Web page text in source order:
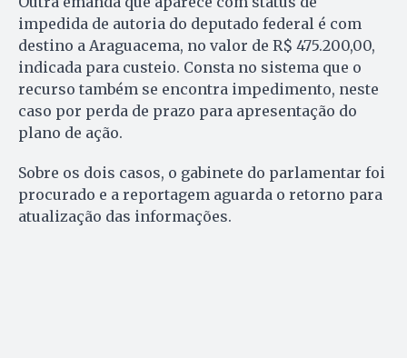
impedida de autoria do deputado federal é com
destino a Araguacema, no valor de R$ 475.200,00,
indicada para custeio. Consta no sistema que o
recurso também se encontra impedimento, neste
caso por perda de prazo para apresentação do
plano de ação.
Sobre os dois casos, o gabinete do parlamentar foi
procurado e a reportagem aguarda o retorno para
atualização das informações.